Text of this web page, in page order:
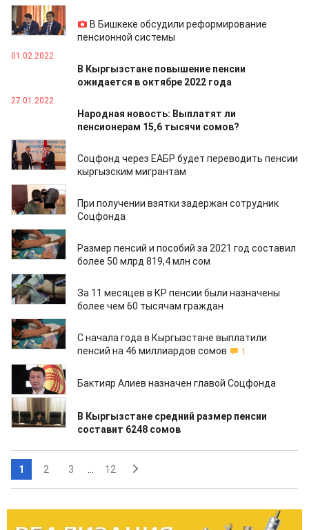
05.02.2022
В Бишкеке обсудили реформирование
пенсионной системы
01.02.2022
В Кыргызстане повышение пенсии
ожидается в октябре 2022 года
27.01.2022
Народная новость: Выплатят ли
пенсионерам 15,6 тысячи сомов?
22.01.2022
Соцфонд через ЕАБР будет переводить пенсии
кыргызским мигрантам
21.01.2022
При получении взятки задержан сотрудник
Соцфонда
13.01.2022
Размер пенсий и пособий за 2021 год составил
более 50 млрд 819,4 млн сом
08.12.2021
За 11 месяцев в КР пенсии были назначены
более чем 60 тысячам граждан
07.12.2021
С начала года в Кыргызстане выплатили
пенсий на 46 миллиардов сомов
1
18.10.2021
Бактияр Алиев назначен главой Соцфонда
28.09.2021
В Кыргызстане средний размер пенсии
составит 6248 сомов
1 2 3 12